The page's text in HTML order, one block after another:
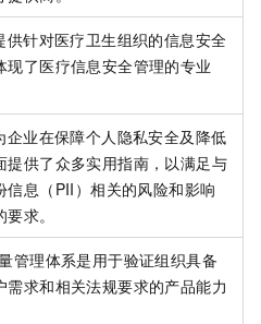
供针对医疗卫生组织的信息安全
现了医疗信息安全管理的专业
企业在保障个人隐私安全及降低
提供了众多实用指南，以满足与
信息（PII）相关的风险和影响
求。
管理体系是用于验证组织具备
需求和相关法规要求的产品能力